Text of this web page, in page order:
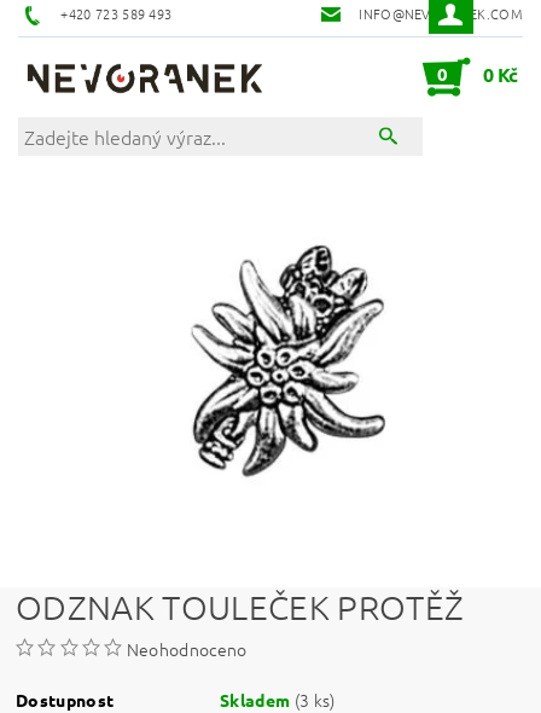
+420 723 589 493 INFO@NEVORANEK.COM
0 0 Kč
ODZNAK TOULEČEK PROTĚŽ
Neohodnoceno
Dostupnost Skladem (3 ks)